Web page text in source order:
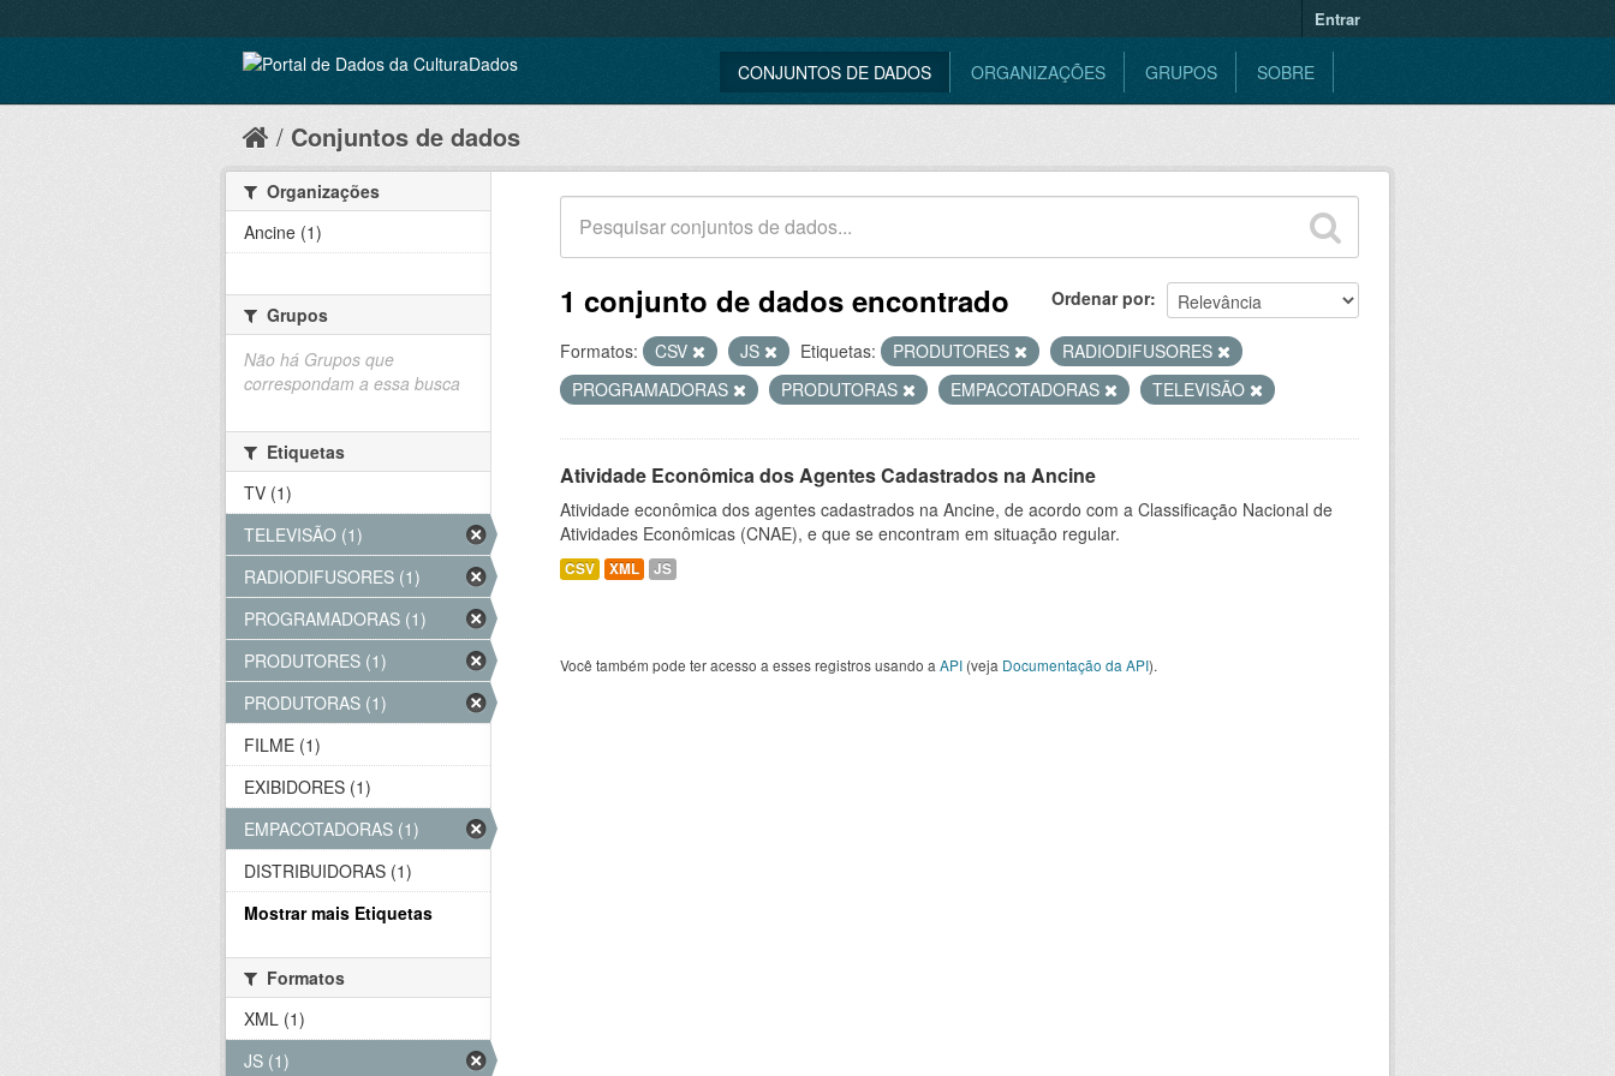
Entrar
CONJUNTOS DE DADOS ORGANIZAÇÕES GRUPOS SOBRE
Conjuntos de dados
Ordenar por
1 conjunto de dados encontrado
Formatos: CSV JS Etiquetas: PRODUTORES
RADIODIFUSORES
PROGRAMADORAS
PRODUTORAS EMPACOTADORAS TELEVISÃO
Atividade Econômica dos Agentes Cadastrados na Ancine
Atividade econômica dos agentes cadastrados na Ancine, de acordo com a Classificação Nacional de
Atividades Econômicas (CNAE), e que se encontram em situação regular.
CSV XML JS
Você também pode ter acesso a esses registros usando a API (veja Documentação da API).
Organizações
Ancine (1)
Grupos
Não há Grupos que
correspondam a essa busca
Etiquetas
TV (1)
TELEVISÃO (1)
RADIODIFUSORES (1)
PROGRAMADORAS (1)
PRODUTORES (1)
PRODUTORAS (1)
FILME (1)
EXIBIDORES (1)
EMPACOTADORAS (1)
DISTRIBUIDORAS (1)
Mostrar mais Etiquetas
Formatos
XML (1)
JS (1)